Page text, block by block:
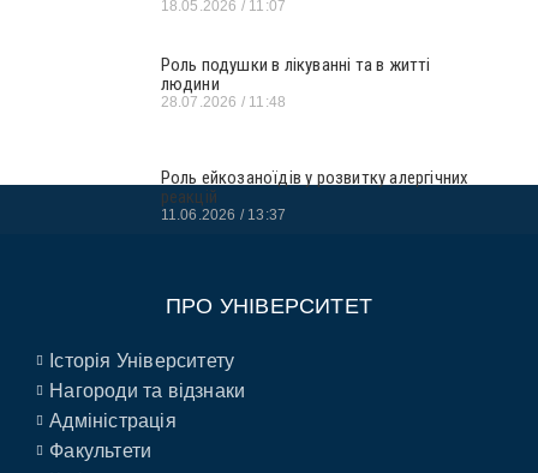
18.05.2026 11:07
Роль подушки в лікуванні та в житті
людини
28.07.2026 11:48
Роль ейкозаноїдів у розвитку алергічних
реакцій
11.06.2026 13:37
ПРО УНІВЕРСИТЕТ
Історія Університету
Нагороди та відзнаки
Адміністрація
Факультети